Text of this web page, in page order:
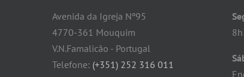
Avenida da Igreja Nº95
4770-361 Mouquim
V.N.Famalicão - Portugal
Telefone: (+351) 252 316 011